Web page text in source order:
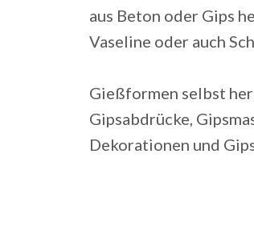
aus Beton oder Gips
Vaseline oder auch
Gießformen selbst
Gipsabdrücke,
Dekorationen und